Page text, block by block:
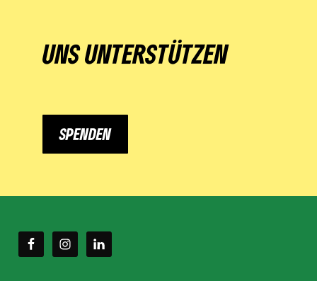
UNS UNTERSTÜTZEN
SPENDEN